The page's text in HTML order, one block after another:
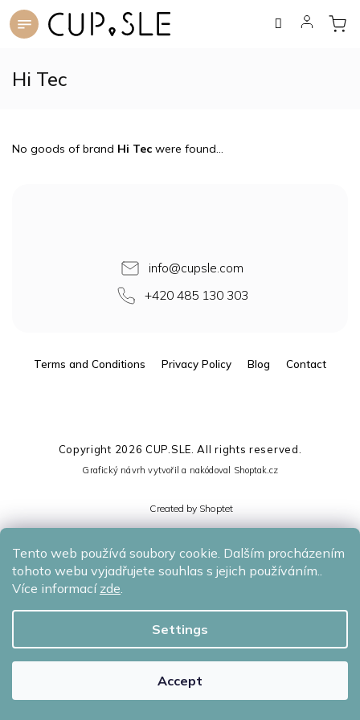
Tento web používá soubory cookie. Dalším procházením
tohoto webu vyjadřujete souhlas s jejich používáním..
Více informací zde.
Settings
Accept
Skip
to
Hi Tec
No goods of brand Hi Tec were found...
info@cupsle.com
+420 485 130 303
Terms and Conditions Privacy Policy Blog Contact
Created by Shoptet
Copyright 2026 CUP.SLE . All rights reserved.
Grafický návrh vytvořil a nakódoval Shoptak.cz